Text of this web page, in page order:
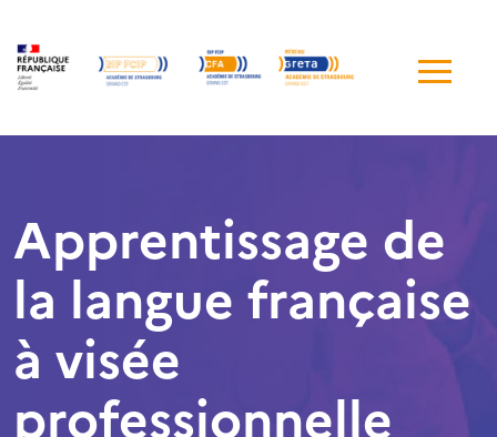
de
Apprentissage de
la langue française
à visée
professionnelle